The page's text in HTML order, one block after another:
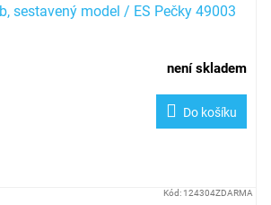
sestavený model / ES Pečky 49003
není skladem
Do košíku
Kód: 124304ZDARMA